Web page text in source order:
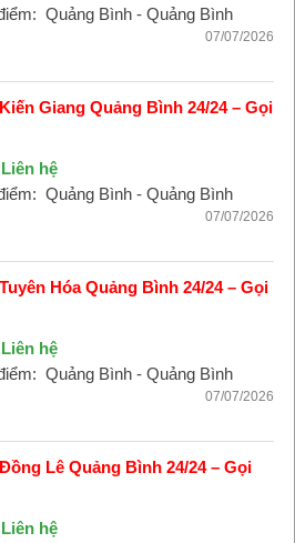
Quảng Bình - Quảng Bình
07/07/2026
Giang Quảng Bình 24/24 – Gọi
Liên hệ
Quảng Bình - Quảng Bình
07/07/2026
Hóa Quảng Bình 24/24 – Gọi
Liên hệ
Quảng Bình - Quảng Bình
07/07/2026
Lê Quảng Bình 24/24 – Gọi
Liên hệ